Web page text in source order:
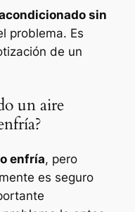
sin
problema. Es
de un
un aire
enfría, pero
es seguro